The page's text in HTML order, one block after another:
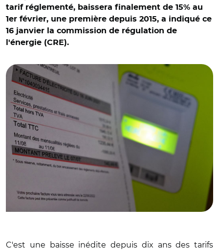
tarif réglementé, baissera finalement de 15% au
1er février, une première depuis 2015, a indiqué ce
16 janvier la commission de régulation de
l'énergie (CRE).
C'est une baisse inédite depuis dix ans des tarifs